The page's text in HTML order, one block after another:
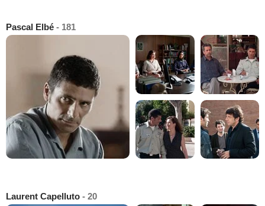
Pascal Elbé - 181
Laurent Capelluto - 20